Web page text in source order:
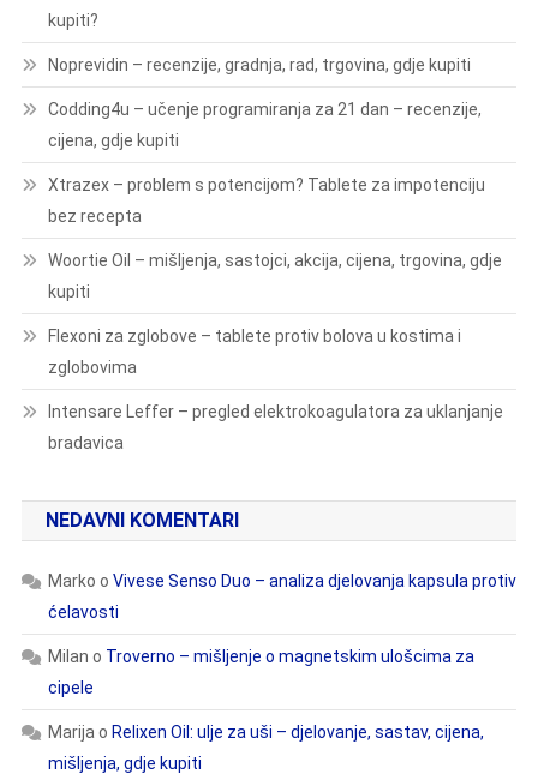
kupiti?
Noprevidin – recenzije, gradnja, rad, trgovina, gdje kupiti
Codding4u – učenje programiranja za 21 dan – recenzije,
cijena, gdje kupiti
Xtrazex – problem s potencijom? Tablete za impotenciju
bez recepta
Woortie Oil – mišljenja, sastojci, akcija, cijena, trgovina, gdje
kupiti
Flexoni za zglobove – tablete protiv bolova u kostima i
zglobovima
Intensare Leffer – pregled elektrokoagulatora za uklanjanje
bradavica
NEDAVNI KOMENTARI
Marko o Vivese Senso Duo – analiza djelovanja kapsula protiv
ćelavosti
Milan o Troverno – mišljenje o magnetskim ulošcima za
cipele
Marija o Relixen Oil: ulje za uši – djelovanje, sastav, cijena,
mišljenja, gdje kupiti